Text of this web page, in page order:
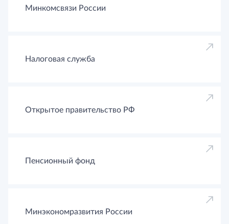
Минкомсвязи России
Налоговая служба
Открытое правительство РФ
Пенсионный фонд
Минэкономразвития России